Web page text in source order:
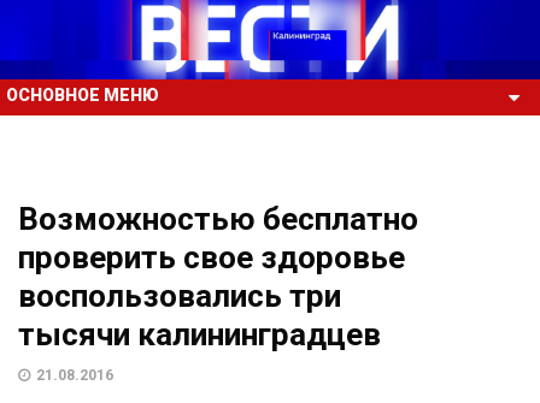
ОСНОВНОЕ МЕНЮ
Возможностью бесплатно
проверить свое здоровье
воспользовались три
тысячи калининградцев
21.08.2016